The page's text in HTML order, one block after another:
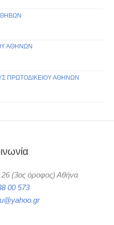
ΘΗΒΩΝ
ΑΘΗΝΩΝ
ΠΡΩΤΟΔΙΚΕΙΟΥ ΑΘΗΝΩΝ
26 (3ος όροφος) Αθήνα
00 573